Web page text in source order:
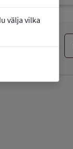
välja vilka